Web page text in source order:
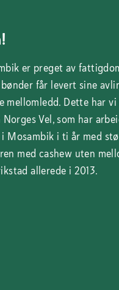
er preget av
får levert sine
mellomledd. Dette har
Vel, som har
i ti år med
med cashew uten
allerede i 2013.